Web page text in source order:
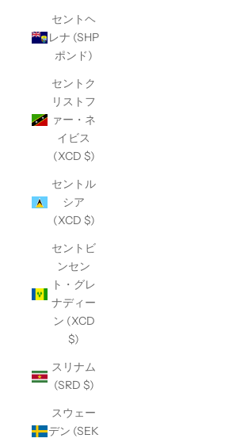
セントヘ
レナ (SHP
ポンド)
セントク
リストフ
ァー・ネ
イビス
(XCD $)
セントル
シア
(XCD $)
セントビ
ンセン
ト・グレ
ナディー
ン (XCD
$)
スリナム
(SRD $)
スウェー
デン (SEK